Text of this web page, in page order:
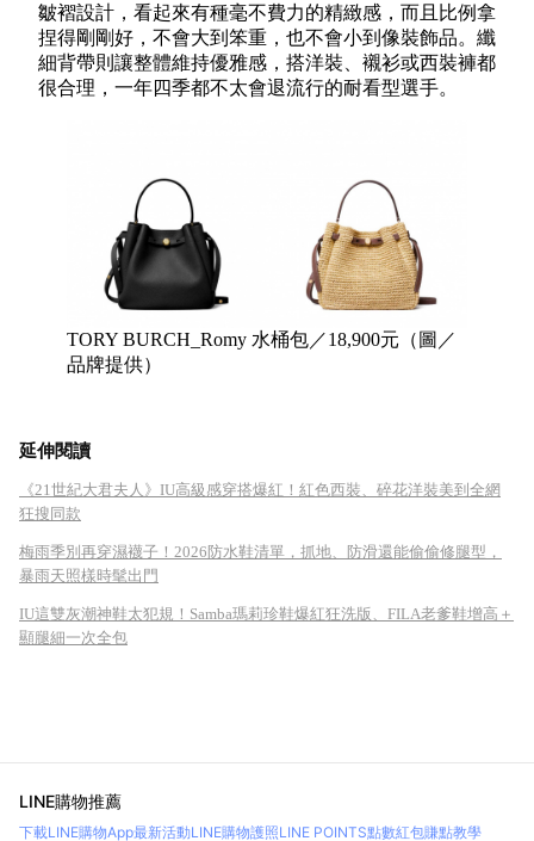
皺褶設計，看起來有種毫不費力的精緻感，而且比例拿
捏得剛剛好，不會大到笨重，也不會小到像裝飾品。纖
細背帶則讓整體維持優雅感，搭洋裝、襯衫或西裝褲都
很合理，一年四季都不太會退流行的耐看型選手。
TORY BURCH_Romy 水桶包／18,900元（圖／
品牌提供）
延伸閱讀
《21世紀大君夫人》IU高級感穿搭爆紅！紅色西裝、碎花洋裝美到全網
狂搜同款
梅雨季別再穿濕襪子！2026防水鞋清單，抓地、防滑還能偷偷修腿型，
暴雨天照樣時髦出門
IU這雙灰潮神鞋太犯規！Samba瑪莉珍鞋爆紅狂洗版、FILA老爹鞋增高＋
顯腿細一次全包
LINE購物推薦
下載LINE購物App最新活動LINE購物護照LINE POINTS點數紅包賺點教學